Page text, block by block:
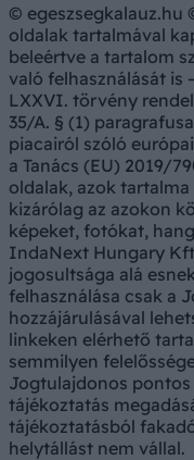
© egeszsegkalauz.hu
oldalak tartalmával
beleértve a tartalom
való felhasználását is
LXXVI. törvény
35/A. § (1)
piacairól szóló
a Tanács (EU) 2019/
oldalak, azok
kizárólag az azokon
képeket, fotókat,
IndaNext Hungary
jogosultsága alá
felhasználása csak a
hozzájárulásával
linkeken elérhető
semmilyen
Jogtulajdonos
tájékoztatás
tájékoztatásból
helytállást nem vállal.